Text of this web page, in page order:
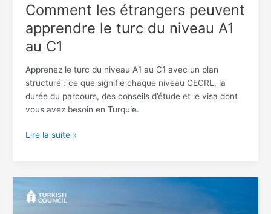
Comment les étrangers peuvent
apprendre le turc du niveau A1
au C1
Apprenez le turc du niveau A1 au C1 avec un plan
structuré : ce que signifie chaque niveau CECRL, la
durée du parcours, des conseils d’étude et le visa dont
vous avez besoin en Turquie.
C1
Lire la suite »
le